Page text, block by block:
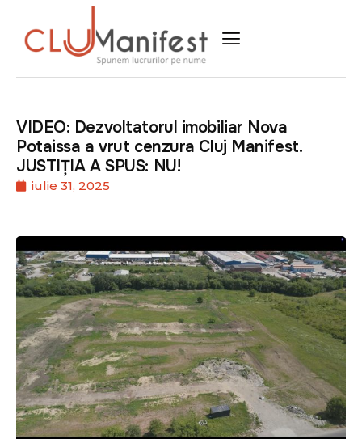
VIDEO: Dezvoltatorul imobiliar Nova
Potaissa a vrut cenzura Cluj Manifest.
JUSTIȚIA A SPUS: NU!
iulie 31, 2025